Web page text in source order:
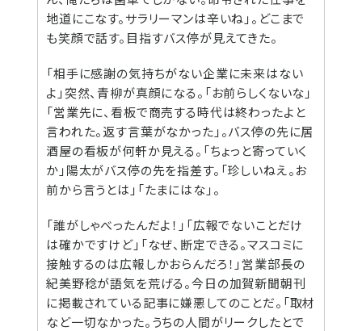
地道にこなす。サラリーマンは辛いね」。どこまで
も笑顔で話す。目指すバス停が見えてきた。
「相手に感謝の気持ちがない企業に未来はない
よ」突然、青柳が真顔になる。「お前らしくないな」
「営業先に、看板で商売する時代は終わったよと
言われた。返す言葉がなかった」。バス停の先に居
酒屋の看板が何軒か見える。「ちょっと寄っていく
か」陽太がバス停の先を指差す。「珍しいねえ。お
前から言うとは」「たまにはな」。
「誰がしゃべったんだよ！」「広報でないことだけ
は確かですけど」「なぜ、断定できる。マスコミに
接触するのは広報しかおらんだろ！」営業部長の
紀美野稔が語気を荒げる。今日の加賀新聞朝刊
に掲載されている記事に嫌悪してのことだ。「取材
など一切なかった。うちの人間がリークしたとで